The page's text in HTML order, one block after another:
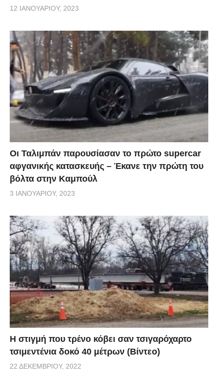
12 ΙΑΝΟΥΑΡΊΟΥ, 2023
Οι Ταλιμπάν παρουσίασαν το πρώτο supercar
αφγανικής κατασκευής – Έκανε την πρώτη του
βόλτα στην Καμπούλ
3 ΙΑΝΟΥΑΡΊΟΥ, 2023
H στιγμή που τρένο κόβει σαν τσιγαρόχαρτο
τσιμεντένια δοκό 40 μέτρων (Βίντεο)
22 ΔΕΚΕΜΒΡΊΟΥ, 2022